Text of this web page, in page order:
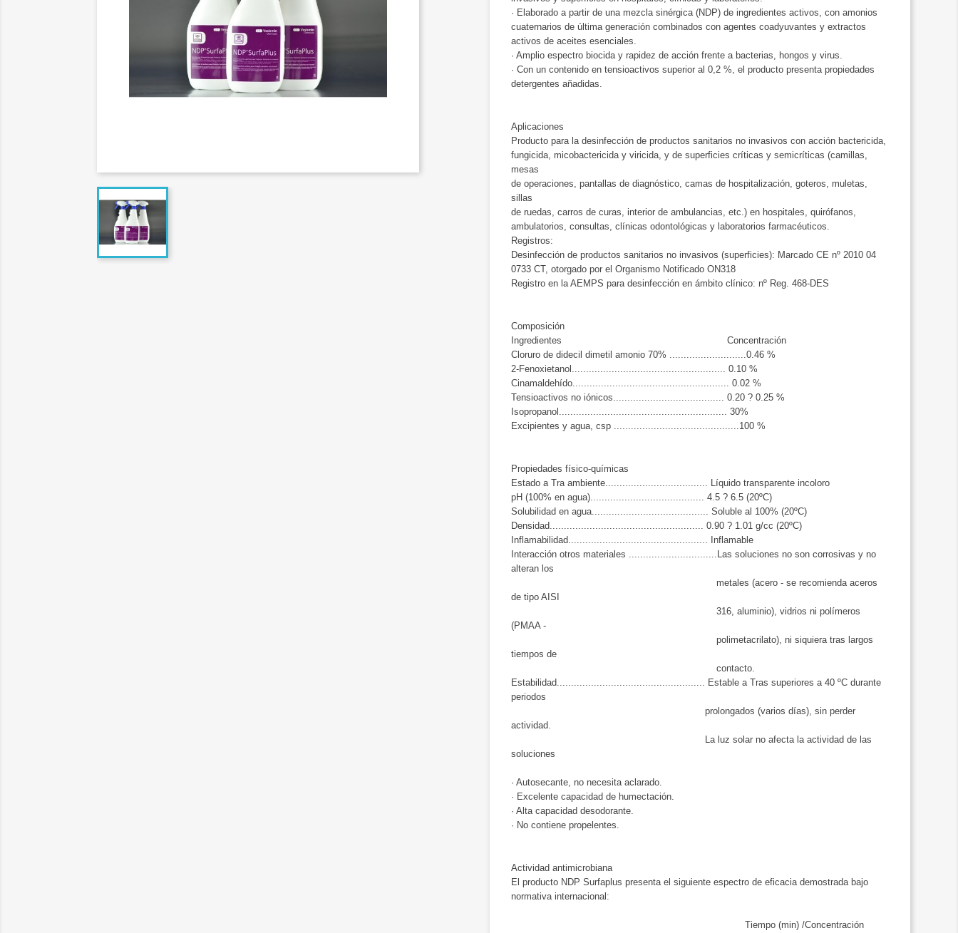
· Elaborado a partir de una mezcla sinérgica (NDP) de ingredientes activos, con amonios
cuaternarios de última generación combinados con agentes coadyuvantes y extractos
activos de aceites esenciales.
· Amplio espectro biocida y rapidez de acción frente a bacterias, hongos y virus.
· Con un contenido en tensioactivos superior al 0,2 %, el producto presenta propiedades
detergentes añadidas.
Aplicaciones
Producto para la desinfección de productos sanitarios no invasivos con acción bactericida,
fungicida, micobactericida y viricida, y de superficies críticas y semicríticas (camillas,
mesas
de operaciones, pantallas de diagnóstico, camas de hospitalización, goteros, muletas,
sillas
de ruedas, carros de curas, interior de ambulancias, etc.) en hospitales, quirófanos,
ambulatorios, consultas, clínicas odontológicas y laboratorios farmacéuticos.
Registros:
Desinfección de productos sanitarios no invasivos (superficies): Marcado CE nº 2010 04
0733 CT, otorgado por el Organismo Notificado ON318
Registro en la AEMPS para desinfección en ámbito clínico: nº Reg. 468-DES
Composición
Ingredientes Concentración
Cloruro de didecil dimetil amonio 70% ...........................0.46 %
2-Fenoxietanol...................................................... 0.10 %
Cinamaldehído....................................................... 0.02 %
Tensioactivos no iónicos....................................... 0.20 ? 0.25 %
Isopropanol........................................................... 30%
Excipientes y agua, csp ............................................100 %
Propiedades físico-químicas
Estado a Tra ambiente.................................... Líquido transparente incoloro
pH (100% en agua)........................................ 4.5 ? 6.5 (20ºC)
Solubilidad en agua......................................... Soluble al 100% (20ºC)
Densidad...................................................... 0.90 ? 1.01 g/cc (20ºC)
Inflamabilidad................................................. Inflamable
Interacción otros materiales ...............................Las soluciones no son corrosivas y no
alteran los
metales (acero - se recomienda aceros
de tipo AISI
316, aluminio), vidrios ni polímeros
(PMAA -
polimetacrilato), ni siquiera tras largos
tiempos de
contacto.
Estabilidad.................................................... Estable a Tras superiores a 40 ºC durante
periodos
prolongados (varios días), sin perder
actividad.
La luz solar no afecta la actividad de las
soluciones
· Autosecante, no necesita aclarado.
· Excelente capacidad de humectación.
· Alta capacidad desodorante.
· No contiene propelentes.
Actividad antimicrobiana
El producto NDP Surfaplus presenta el siguiente espectro de eficacia demostrada bajo
normativa internacional:
Tiempo (min) /Concentración